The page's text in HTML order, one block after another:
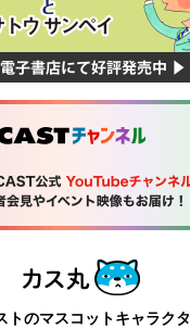
トのマスコットキャラクタ